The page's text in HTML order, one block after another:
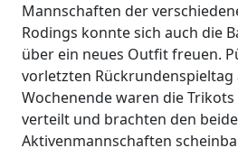
Mannschaften der
Rodings konnte sich auch die
über ein neues Outfit freuen.
vorletzten Rückrundenspieltag
Wochenende waren die Trikots
verteilt und brachten den
Aktivenmannschaften